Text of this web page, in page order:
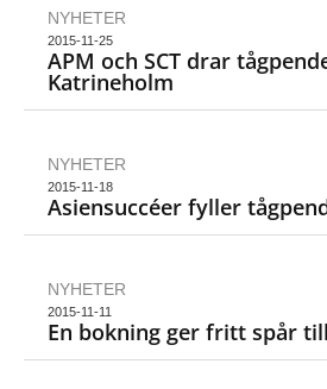
NYHETER
2015-11-25
APM och SCT drar
Katrineholm
NYHETER
2015-11-18
Asiensuccéer fyller
NYHETER
2015-11-11
En bokning ger fritt spår